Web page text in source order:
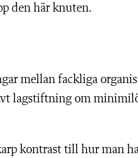
den här knuten.
mellan fackliga
lagstiftning om
kontrast till hur man